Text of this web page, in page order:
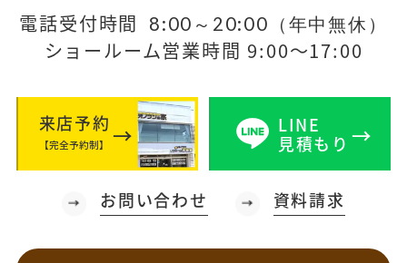
電話受付時間 8:00～20:00（年中無休）
ショールーム営業時間 9:00～17:00
来店予約
【完全予約制】
LINE
見積もり
お問い合わせ 資料請求